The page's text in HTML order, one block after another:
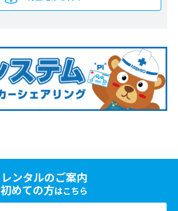
レンタルのご案内
初めての方はこちら